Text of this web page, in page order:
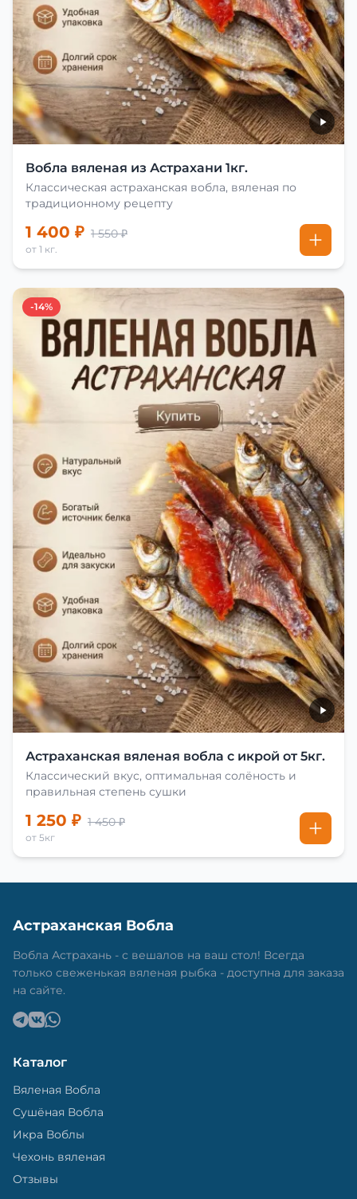
Вобла вяленая из Астрахани 1кг.
Классическая астраханская вобла, вяленая по
традиционному рецепту
1 400 ₽ 1 550 ₽
от 1 кг.
-14%
Астраханская вяленая вобла с икрой от 5кг.
Классический вкус, оптимальная солёность и
правильная степень сушки
1 250 ₽ 1 450 ₽
от 5кг
Астраханская Вобла
Вобла Астрахань - с вешалов на ваш стол! Всегда
только свеженькая вяленая рыбка - доступна для заказа
на сайте.
Каталог
Вяленая Вобла
Сушёная Вобла
Икра Воблы
Чехонь вяленая
Отзывы